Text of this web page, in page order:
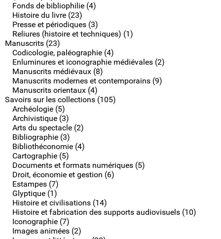
Fonds de bibliophilie (4)
Histoire du livre (23)
Presse et périodiques (3)
Reliures (histoire et techniques) (1)
Manuscrits (23)
Codicologie, paléographie (4)
Enluminures et iconographie médiévales (2)
Manuscrits médiévaux (8)
Manuscrits modernes et contemporains (9)
Manuscrits orientaux (4)
Savoirs sur les collections (105)
Archéologie (5)
Archivistique (3)
Arts du spectacle (2)
Bibliographie (3)
Bibliothéconomie (4)
Cartographie (5)
Documents et formats numériques (5)
Droit, économie et gestion (6)
Estampes (7)
Glyptique (1)
Histoire et civilisations (14)
Histoire et fabrication des supports audiovisuels (10)
Iconographie (7)
Images animées (2)